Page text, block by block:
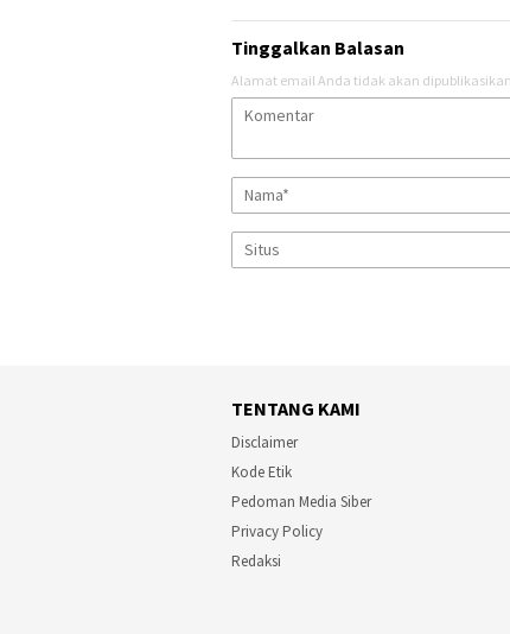
Tinggalkan Balasan
Alamat email Anda tidak akan
TENTANG KAMI
Disclaimer
Kode Etik
Pedoman Media Siber
Privacy Policy
Redaksi